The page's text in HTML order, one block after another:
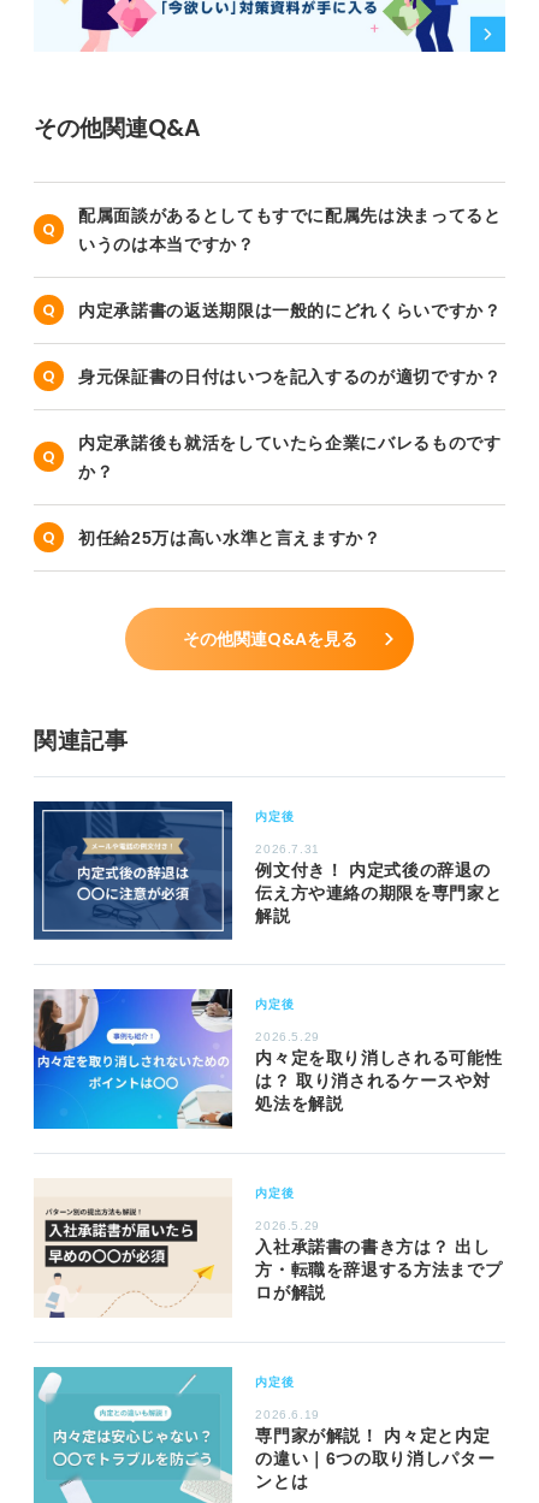
その他関連Q&A
配属面談があるとしてもすでに配属先は決まってると
いうのは本当ですか？
内定承諾書の返送期限は一般的にどれくらいですか？
身元保証書の日付はいつを記入するのが適切ですか？
内定承諾後も就活をしていたら企業にバレるものです
か？
初任給25万は高い水準と言えますか？
その他関連Q&Aを見る
関連記事
内定後
2026.7.31
例文付き！ 内定式後の辞退の
伝え方や連絡の期限を専門家と
解説
内定後
2026.5.29
内々定を取り消しされる可能性
は？ 取り消されるケースや対
処法を解説
内定後
2026.5.29
入社承諾書の書き方は？ 出し
方・転職を辞退する方法までプ
ロが解説
内定後
2026.6.19
専門家が解説！ 内々定と内定
の違い｜6つの取り消しパター
ンとは